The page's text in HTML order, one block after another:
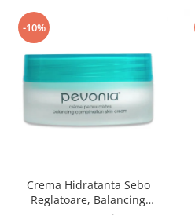
-10%
Crema Hidratanta Sebo
Reglatoare, Balancing